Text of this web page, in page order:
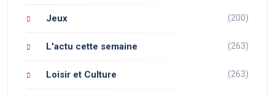
Jeux (200)
L'actu cette semaine (263)
Loisir et Culture (263)